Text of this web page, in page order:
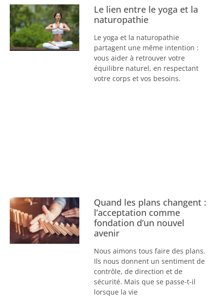
Le lien entre le yoga et la
naturopathie
Le yoga et la naturopathie
partagent une même intention :
vous aider à retrouver votre
équilibre naturel, en respectant
votre corps et vos besoins.
Quand les plans changent :
l’acceptation comme
fondation d’un nouvel
avenir
Nous aimons tous faire des plans.
Ils nous donnent un sentiment de
contrôle, de direction et de
sécurité. Mais que se passe-t-il
lorsque la vie